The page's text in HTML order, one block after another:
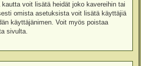
voit lisätä heidät joko kavereihin tai
omista asetuksista voit lisätä käyttäjiä
käyttäjänimen. Voit myös poistaa
sivulta.